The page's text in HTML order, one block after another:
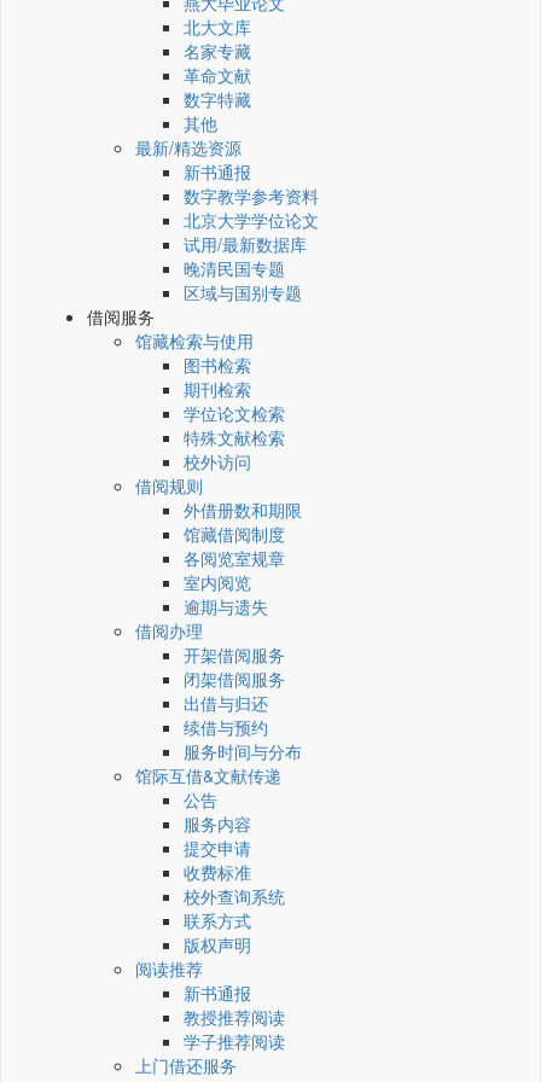
北大文库
名家专藏
革命文献
数字特藏
其他
最新/精选资源
新书通报
数字教学参考资料
北京大学学位论文
试用/最新数据库
晚清民国专题
区域与国别专题
借阅服务
馆藏检索与使用
图书检索
期刊检索
学位论文检索
特殊文献检索
校外访问
借阅规则
外借册数和期限
馆藏借阅制度
各阅览室规章
室内阅览
逾期与遗失
借阅办理
开架借阅服务
闭架借阅服务
出借与归还
续借与预约
服务时间与分布
馆际互借&文献传递
公告
服务内容
提交申请
收费标准
校外查询系统
联系方式
版权声明
阅读推荐
新书通报
教授推荐阅读
学子推荐阅读
上门借还服务